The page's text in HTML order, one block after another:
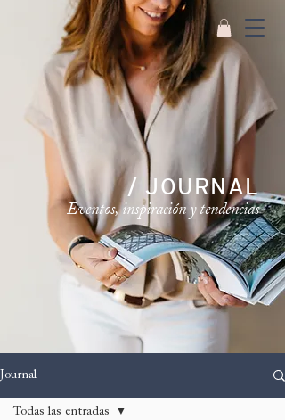
/ JOURNAL
Eventos, inspiración y tendencias
Journal
Todas las entradas